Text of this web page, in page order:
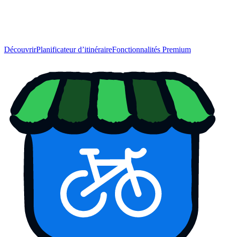
DécouvrirPlanificateur d’itinéraireFonctionnalités Premium